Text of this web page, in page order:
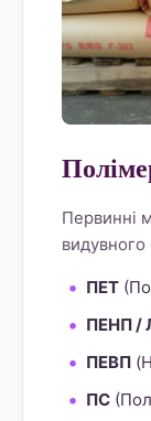
Первинні
ПЕТ
ПЕНП /
ПЕВП
ПС